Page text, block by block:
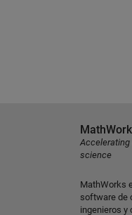
Accelerating
science
MathWorks
software de
ingenieros y